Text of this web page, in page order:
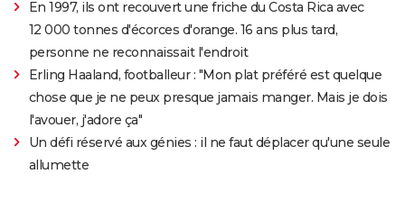
En 1997, ils ont recouvert une friche du Costa Rica avec
12 000 tonnes d'écorces d'orange. 16 ans plus tard,
personne ne reconnaissait l'endroit
Erling Haaland, footballeur : "Mon plat préféré est quelque
chose que je ne peux presque jamais manger. Mais je dois
l'avouer, j'adore ça"
Un défi réservé aux génies : il ne faut déplacer qu'une seule
allumette